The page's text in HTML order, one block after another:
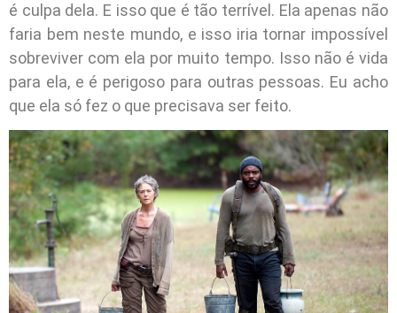
é culpa dela. E isso que é tão terrível. Ela apenas não
faria bem neste mundo, e isso iria tornar impossível
sobreviver com ela por muito tempo. Isso não é vida
para ela, e é perigoso para outras pessoas. Eu acho
que ela só fez o que precisava ser feito.